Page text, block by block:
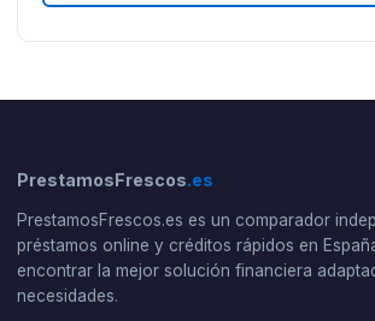
PrestamosFrescos.es
PrestamosFrescos.es es un comparador
préstamos online y créditos rápidos en
encontrar la mejor solución financiera
necesidades.